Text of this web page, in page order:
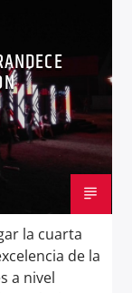
la cuarta
de la
a nivel